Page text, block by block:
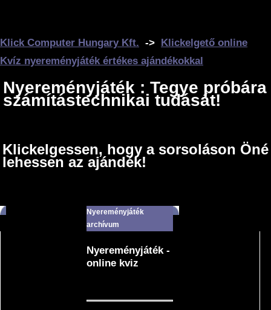
Klick Computer Hungary Kft. -> Klickelgető online
Kvíz nyereményjáték értékes ajándékokkal
Nyereményjáték : Tegye próbára
számítástechnikai tudását!
Klickelgessen, hogy a sorsoláson Öné
lehessen az ajándék!
Nyereményjáték
archívum
Nyereményjáték -
online kviz